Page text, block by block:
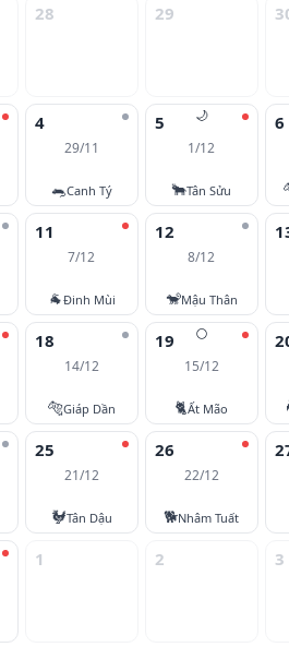
28 29
4
29/11
🐀Canh Tý
🌙
5
1/12
🐂Tân Sửu
6
11
7/12
🐐Đinh Mùi
12
8/12
🐒Mậu Thân
18
14/12
🐅Giáp Dần
🌕
19
15/12
🐈Ất Mão
25
21/12
🐓Tân Dậu
26
22/12
🐕Nhâm Tuất
1 2 3